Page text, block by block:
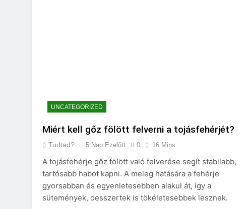
UNCATEGORIZED
Miért kell gőz fölött felverni a tojásfehérjét?
Tudtad? 5 Nap Ezelőtt 0 16 Mins
A tojásfehérje gőz fölött való felverése segít stabilabb,
tartósabb habot kapni. A meleg hatására a fehérje
gyorsabban és egyenletesebben alakul át, így a
sütemények, desszertek is tökéletesebbek lesznek.